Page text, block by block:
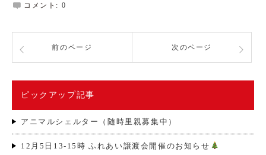
コメント: 0
前のページ 次のページ
ピックアップ記事
アニマルシェルター（随時里親募集中）
12月5日13-15時 ふれあい譲渡会開催のお知らせ